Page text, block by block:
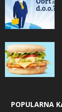
POPULARNA